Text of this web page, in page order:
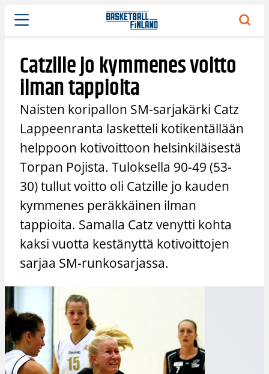
Siirry
sisältöön
Catzille jo kymmenes voitto
ilman tappioita
Naisten koripallon SM-sarjakärki Catz
Lappeenranta lasketteli kotikentällään
helppoon kotivoittoon helsinkiläisestä
Torpan Pojista. Tuloksella 90-49 (53-
30) tullut voitto oli Catzille jo kauden
kymmenes peräkkäinen ilman
tappioita. Samalla Catz venytti kohta
kaksi vuotta kestänyttä kotivoittojen
sarjaa SM-runkosarjassa.